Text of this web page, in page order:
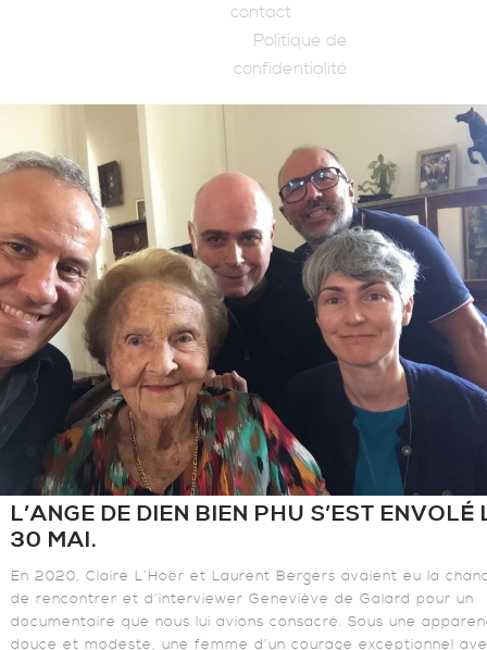
contact
Politique de
confidentialité
L’ANGE DE DIEN BIEN PHU S’EST ENVOLÉ
30 MAI.
En 2020, Claire L’Hoër et Laurent Bergers avaient eu la
de rencontrer et d’interviewer Geneviève de Galard pour un
documentaire que nous lui avions consacré. Sous une
douce et modeste, une femme d’un courage exceptionnel